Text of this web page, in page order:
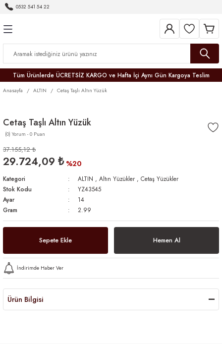
0532 541 54 22
Tüm Ürünlerde ÜCRETSİZ KARGO ve Hafta İçi Aynı Gün Kargoya Teslim
Anasayfa ALTIN Cetaş Taşlı Altın Yüzük
Cetaş Taşlı Altın Yüzük
(0) Yorum - 0 Puan
37.155,12 ₺
29.724,09 ₺ %20
Kategori ALTIN , Altın Yüzükler , Cetaş Yüzükler
Stok Kodu
YZ43545
Ayar
14
Gram
2.99
Sepete Ekle Hemen Al
İndirimde Haber Ver
Ürün Bilgisi